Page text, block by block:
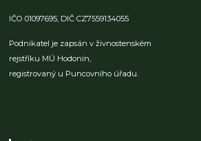
IČO 01097695, DIČ CZ7559134055
Podnikatel je zapsán v živnostenském
rejstříku MÚ Hodonín,
registrovaný u Puncovního úřadu.